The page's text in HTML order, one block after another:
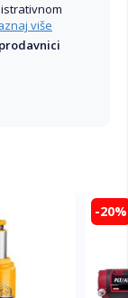
više
-20%